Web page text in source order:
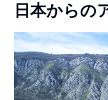
日本からの